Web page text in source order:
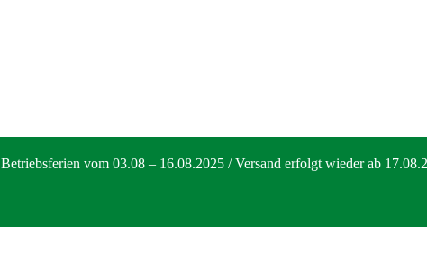
Betriebsferien vom 03.08 – 16.08.2025 / Versand erfolgt wieder ab